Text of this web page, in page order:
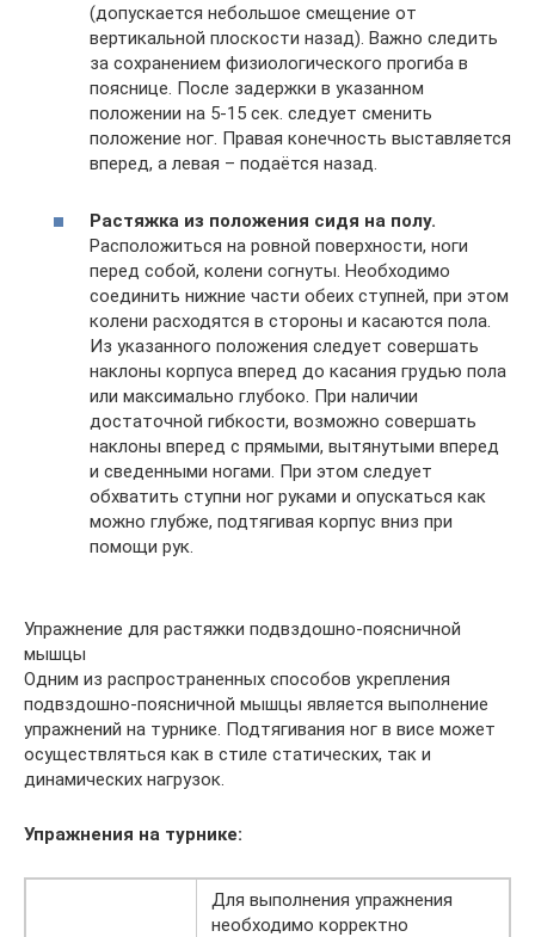
(допускается небольшое смещение от
вертикальной плоскости назад). Важно следить
за сохранением физиологического прогиба в
пояснице. После задержки в указанном
положении на 5-15 сек. следует сменить
положение ног. Правая конечность выставляется
вперед, а левая – подаётся назад.
Растяжка из положения сидя на полу.
Расположиться на ровной поверхности, ноги
перед собой, колени согнуты. Необходимо
соединить нижние части обеих ступней, при этом
колени расходятся в стороны и касаются пола.
Из указанного положения следует совершать
наклоны корпуса вперед до касания грудью пола
или максимально глубоко. При наличии
достаточной гибкости, возможно совершать
наклоны вперед с прямыми, вытянутыми вперед
и сведенными ногами. При этом следует
обхватить ступни ног руками и опускаться как
можно глубже, подтягивая корпус вниз при
помощи рук.
Упражнение для растяжки подвздошно-поясничной
мышцы
Одним из распространенных способов укрепления
подвздошно-поясничной мышцы является выполнение
упражнений на турнике. Подтягивания ног в висе может
осуществляться как в стиле статических, так и
динамических нагрузок.
Упражнения на турнике:
Для выполнения упражнения
необходимо корректно